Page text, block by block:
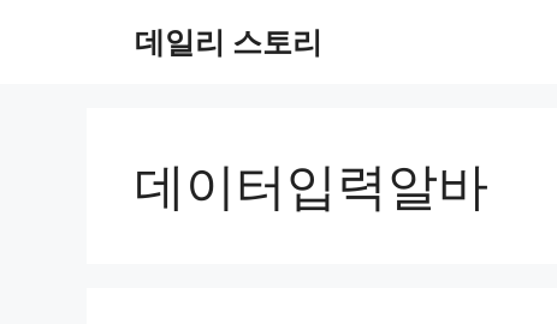
데일리 스토리
데이터입력알바